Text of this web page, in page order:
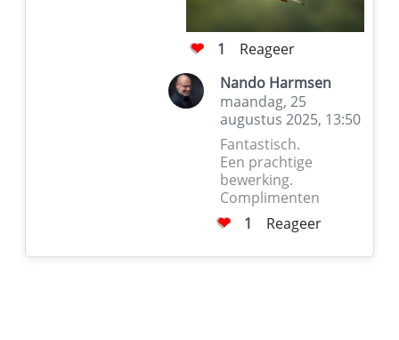
1
Reageer
Nando Harmsen
maandag, 25
augustus 2025, 13:50
Fantastisch.
Een prachtige
bewerking.
Complimenten
1
Reageer